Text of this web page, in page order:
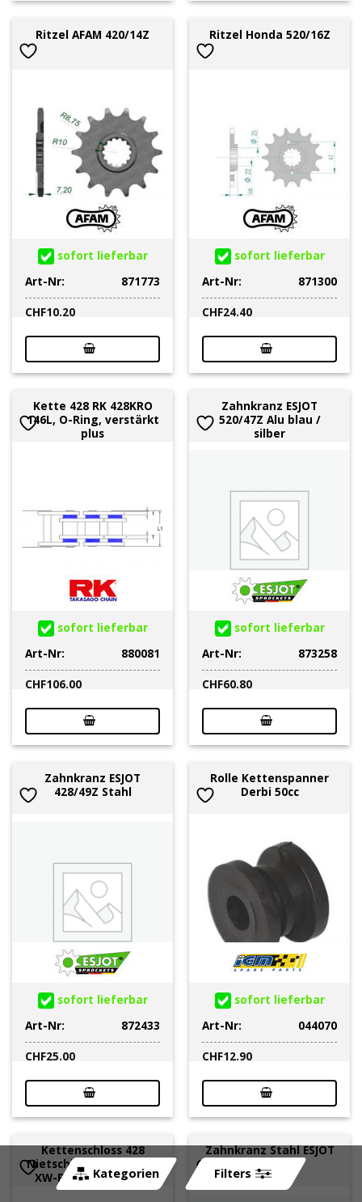
Kategorien Filters
Ritzel AFAM 420/14Z
sofort lieferbar
Art-Nr:
871773
CHF10.20
Ritzel Honda 520/16Z
sofort lieferbar
Art-Nr:
871300
CHF24.40
Kette 428 RK 428KRO
146L, O-Ring, verstärkt
plus
sofort lieferbar
Art-Nr:
880081
CHF106.00
Zahnkranz ESJOT
520/47Z Alu blau /
silber
sofort lieferbar
Art-Nr:
873258
CHF60.80
Zahnkranz ESJOT
428/49Z Stahl
sofort lieferbar
Art-Nr:
872433
CHF25.00
Rolle Kettenspanner
Derbi 50cc
sofort lieferbar
Art-Nr:
044070
CHF12.90
Kettenschloss 428
Nietschloss RK 428XSO,
XW-Ring, CLFZ *PLS*
Zahnkranz Stahl ESJOT